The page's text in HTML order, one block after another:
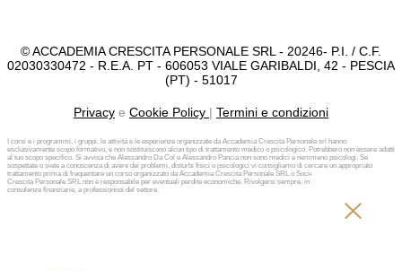
© ACCADEMIA CRESCITA PERSONALE SRL - 20246- P.I. / C.F.
02030330472 - R.E.A. PT - 606053 VIALE GARIBALDI, 42 - PESCIA
(PT) - 51017
Privacy e Cookie Policy | Termini e condizioni
I corsi e i programmi, i gruppi, le attività e le esperienze organizzate da Accademia Crescita Personale srl hanno
esclusivamente scopo formativo, e non sostituiscono alcun tipo di trattamento medico o psicologico. Potrebbero non essere adatti
al tuo scopo specifico. Si avvisa che Alessandro Da Col e Alessandro Pancia non sono medici e nemmeno psicologi. Se
sospettate o siete a conoscenza di avere dei problemi, disturbi fisici o psicologici vi consigliamo di cercare un appropriato
trattamento prima di frequentare un corso organizzato da Accademia Crescita Personale SRL o Società diversa. Accademia
Crescita Personale SRL non è responsabile per eventuali perdite economiche. Rivolgersi sempre, in caso di investimenti e
consulenze finanziarie, a professionisti del settore.